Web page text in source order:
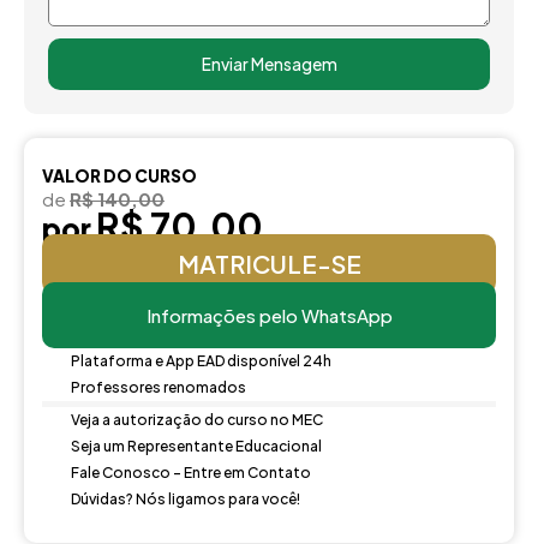
Enviar Mensagem
VALOR DO CURSO
de R$ 140,00
porR$ 70,00
MATRICULE-SE
Informações pelo WhatsApp
Plataforma e App EAD disponível 24h
Professores renomados
Veja a autorização do curso no MEC
Seja um Representante Educacional
Fale Conosco - Entre em Contato
Dúvidas? Nós ligamos para você!